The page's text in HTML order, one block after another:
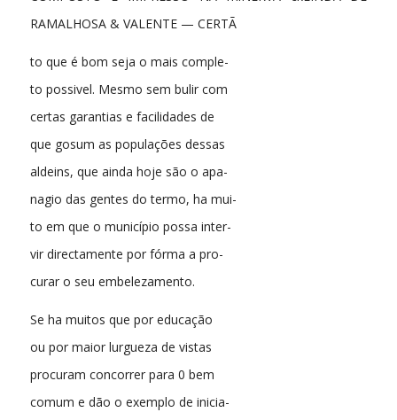
RAMALHOSA & VALENTE — CERTÃ
to que é bom seja o mais comple-
to possivel. Mesmo sem bulir com
certas garantias e facilidades de
que gosum as populações dessas
aldeins, que ainda hoje são o apa-
nagio das gentes do termo, ha mui-
to em que o município possa inter-
vir directamente por fórma a pro-
curar o seu embelezamento.
Se ha muitos que por educação
ou por maior lurgueza de vistas
procuram concorrer para 0 bem
comum e dão o exemplo de inicia-